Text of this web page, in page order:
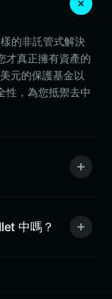
的非託管式解決
才真正擁有資產的
元的保護基金以
性，為您抵禦去中
中嗎？